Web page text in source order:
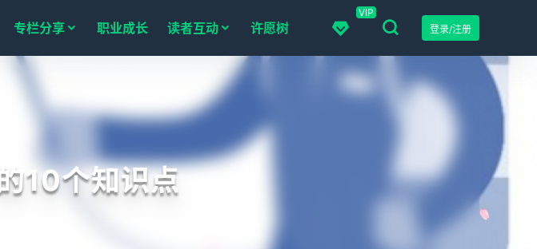
VIP
登录/注册
专栏分享 职业成长 读者互动 许愿树
10个知识点